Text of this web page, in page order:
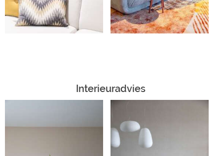
Interieuradvies